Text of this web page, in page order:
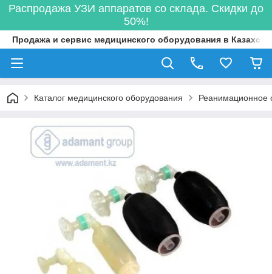
Распродажа УЗИ аппаратов со склада. Скидки до
50%!
Продажа и сервис медицинского оборудования в
Каталог медицинского оборудования Реанимационное